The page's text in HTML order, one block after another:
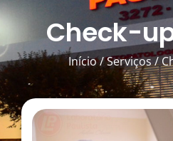
Check-
Início / Serviços /